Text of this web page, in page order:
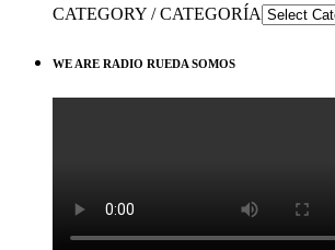
CATEGORY / CATEGORÍA
WE ARE RADIO RUEDA SOMOS